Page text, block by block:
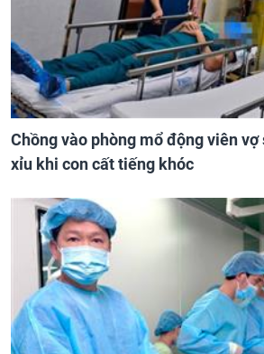
Chồng vào phòng mổ động viên
xỉu khi con cất tiếng khóc